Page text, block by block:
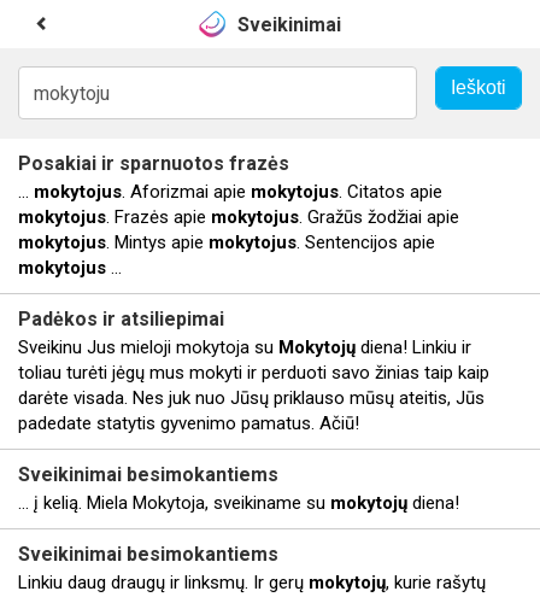
Sveikinimai
Posakiai ir sparnuotos frazės
... mokytojus. Aforizmai apie mokytojus. Citatos apie
mokytojus. Frazės apie mokytojus. Gražūs žodžiai apie
mokytojus. Mintys apie mokytojus. Sentencijos apie
mokytojus ...
Padėkos ir atsiliepimai
Sveikinu Jus mieloji mokytoja su Mokytojų diena! Linkiu ir
toliau turėti jėgų mus mokyti ir perduoti savo žinias taip kaip
darėte visada. Nes juk nuo Jūsų priklauso mūsų ateitis, Jūs
padedate statytis gyvenimo pamatus. Ačiū!
Sveikinimai besimokantiems
... į kelią. Miela Mokytoja, sveikiname su mokytojų diena!
Sveikinimai besimokantiems
Linkiu daug draugų ir linksmų. Ir gerų mokytojų, kurie rašytų